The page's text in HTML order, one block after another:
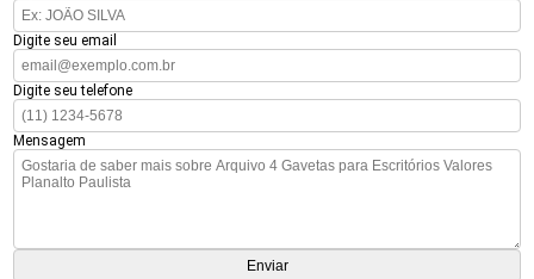
Digite seu email
Digite seu telefone
Mensagem